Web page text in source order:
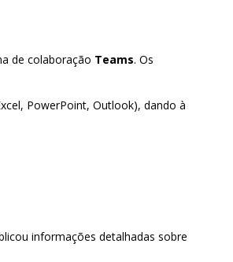
de colaboração Teams. Os
PowerPoint, Outlook), dando à
informações detalhadas sobre